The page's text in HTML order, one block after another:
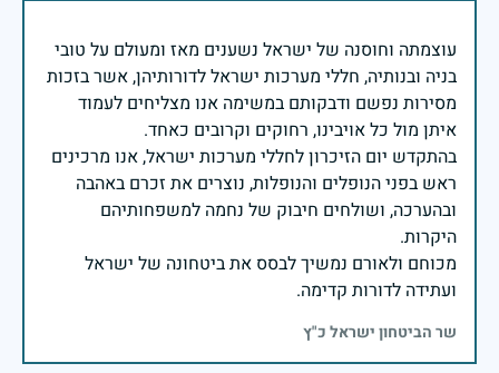
עוצמתה וחוסנה של ישראל נשענים מאז ומעולם על טובי
בניה ובנותיה, חללי מערכות ישראל לדורותיהן, אשר בזכות
מסירות נפשם ודבקותם במשימה אנו מצליחים לעמוד
בהתקדש יום הזיכרון לחללי מערכות ישראל, אנו מרכינים
ראש בפני הנופלים והנופלות, נוצרים את זכרם באהבה
ובהערכה, ושולחים חיבוק של נחמה למשפחותיהם
מכוחם ולאורם נמשיך לבסס את ביטחונה של ישראל
ועתידה לדורות קדימה.
שר הביטחון ישראל כ"ץ